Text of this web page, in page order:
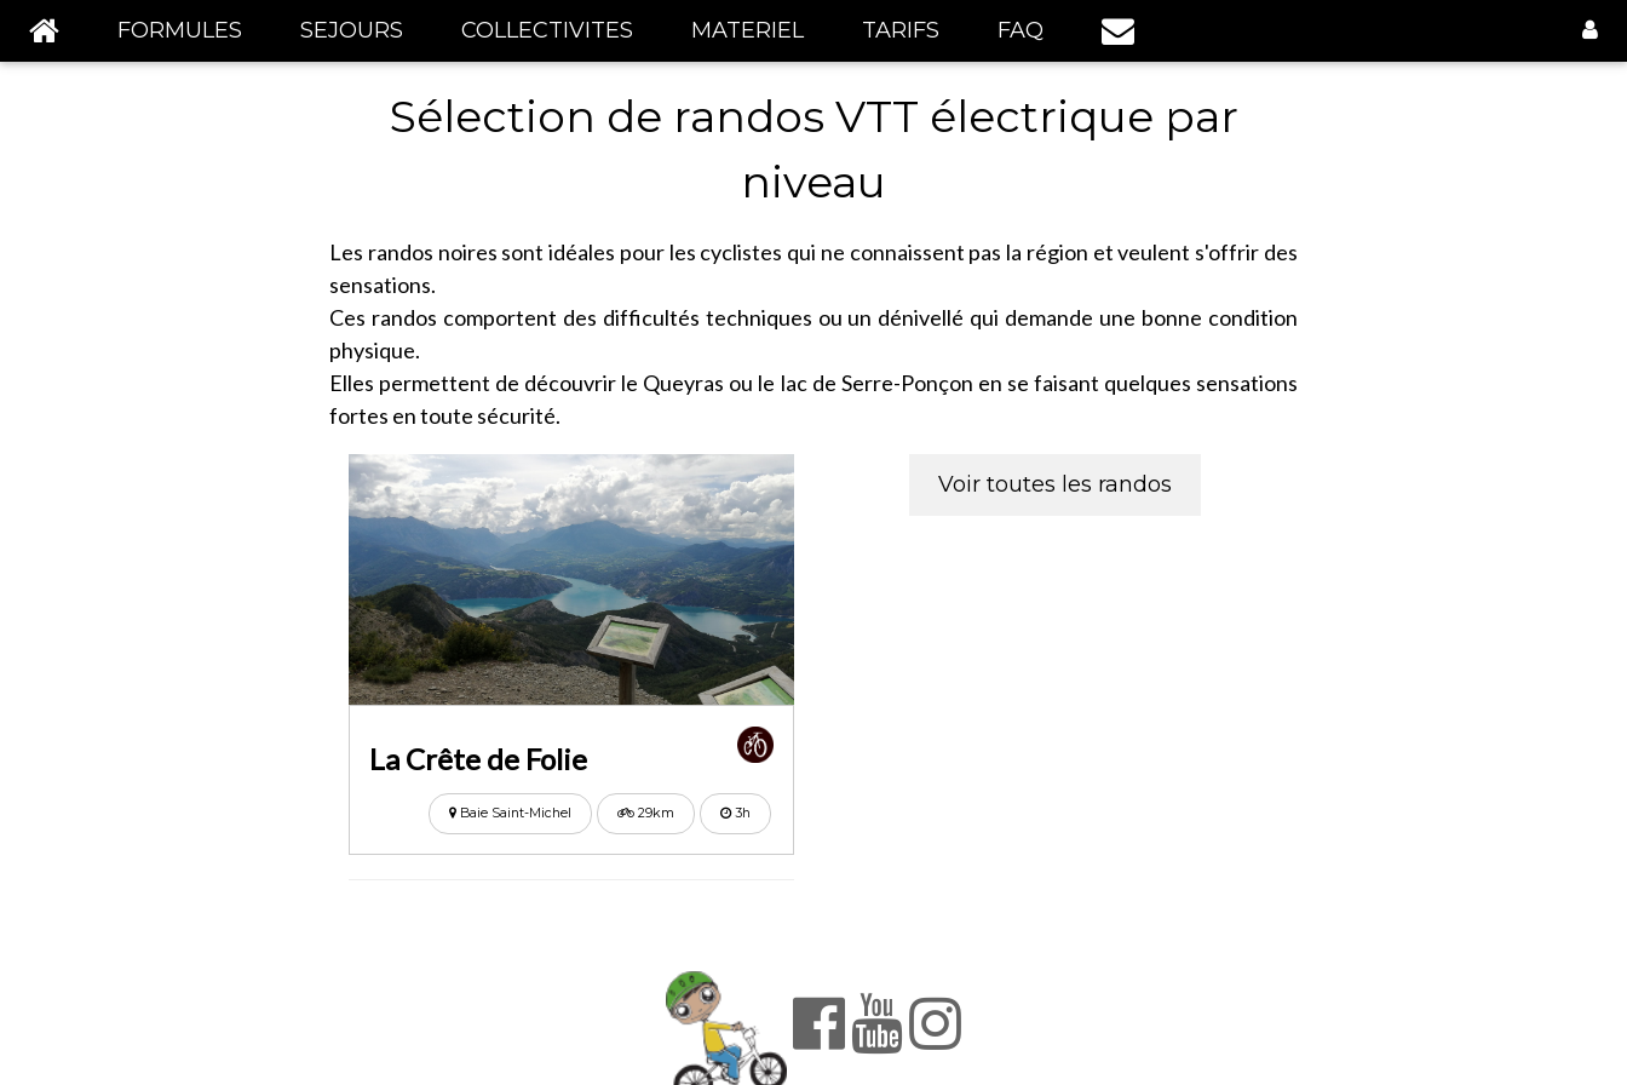
FORMULES SEJOURS COLLECTIVITES MATERIEL TARIFS FAQ
Sélection de randos VTT électrique par
niveau
Les randos noires sont idéales pour les cyclistes qui ne connaissent pas la région et veulent s'offrir des
sensations.
Ces randos comportent des difficultés techniques ou un dénivellé qui demande une bonne condition
physique.
Elles permettent de découvrir le Queyras ou le lac de Serre-Ponçon en se faisant quelques sensations
fortes en toute sécurité.
La Crête de Folie
Baie Saint-Michel 29km 3h
Voir toutes les randos